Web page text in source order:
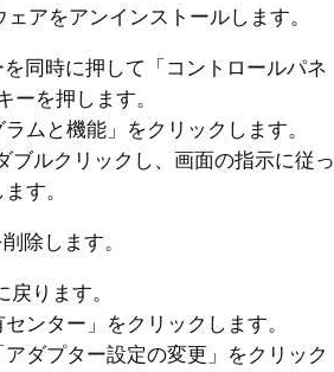
アをアンインストールします。
同時に押して「コントロールパネ
ーを押します。
ムと機能」をクリックします。
ブルクリックし、画面の指示に従っ
す。
除します。
ります。
ンター」をクリックします。
ダプター設定の変更」をクリック